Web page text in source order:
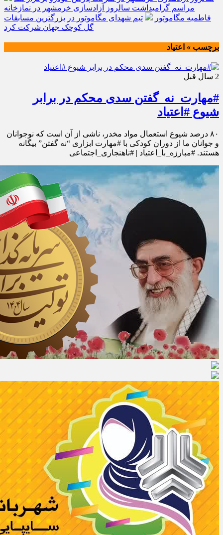
مراسم گرامیداشت سالروز آزادسازی خرمشهر در نمازخانه
فاطمیه مگاموتور
تیم شهدای مگاموتور در بزرگترین مسابقات
گل کوچک جهان شرکت کرد
برچسب » اعتیاد
2 سال قبل
#مهارت_نه_گفتن سدی محکم در برابر
شیوع #اعتیاد
۸۰ درصد شیوع استعمال مواد مخدر، ناشی از آن است که نوجوانان
و جوانان ما از دوران کودکی با #مهارت ابزاری “نه گفتن” بیگانه
هستند. #مبارزه_با_اعتیاد | #ناهنجاری_اجتماعی